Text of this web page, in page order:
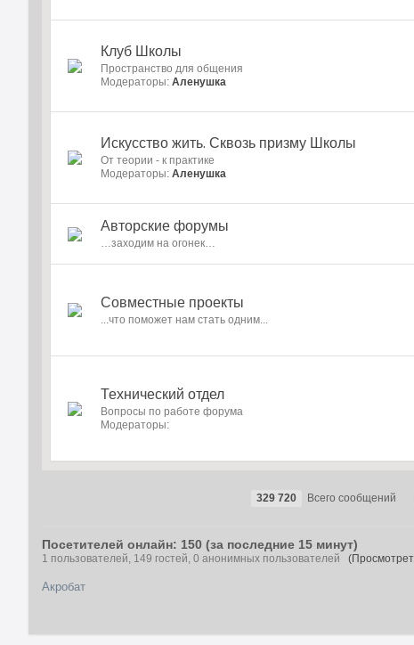
Клуб Школы
Пространство для общения
Модераторы:Аленушка
Искусство жить. Сквозь призму Школы
От теории - к практике
Модераторы:Аленушка
Авторские форумы
…заходим на огонек…
Совместные проекты
...что поможет нам стать одним...
Технический отдел
Вопросы по работе форума
Модераторы:
329 720 Всего сообщений
Посетителей онлайн: 150 (за последние 15 минут)
1 пользователей, 149 гостей, 0 анонимных пользователей
Акробат